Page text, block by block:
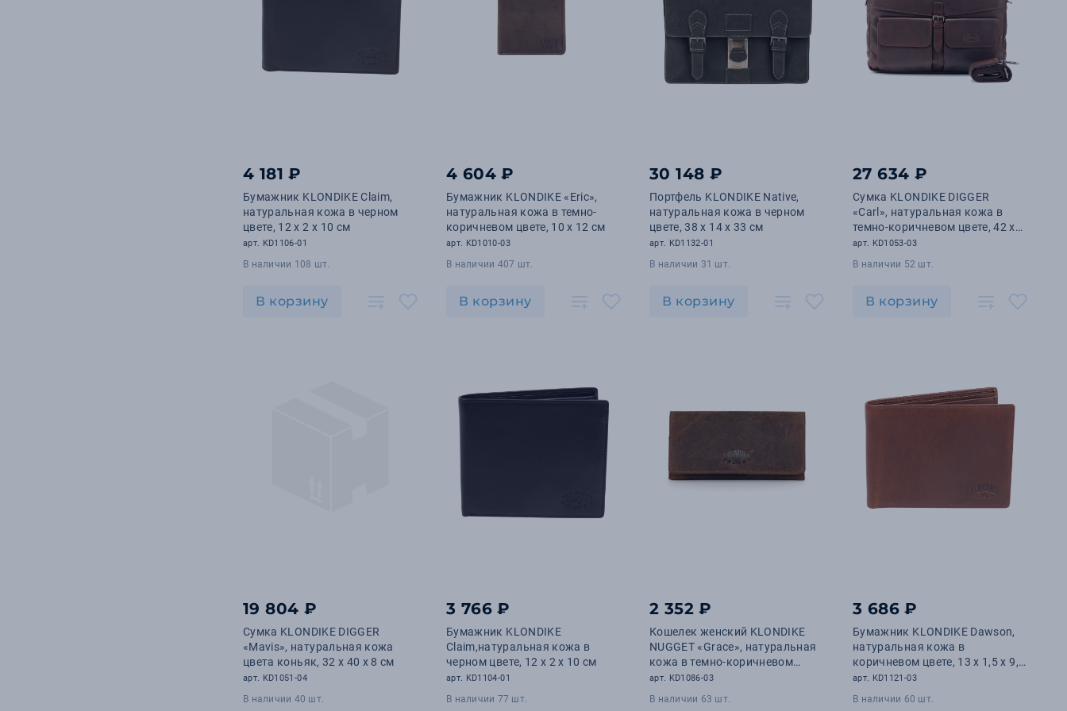
4 181 ₽
Бумажник KLONDIKE Claim,
натуральная кожа в черном
цвете, 12 х 2 х 10 см
арт. KD1106-01
В наличии 108 шт.
В корзину
4 604 ₽
Бумажник KLONDIKE «Eric»,
натуральная кожа в темно-
коричневом цвете, 10 х 12 см
арт. KD1010-03
В наличии 407 шт.
В корзину
30 148 ₽
Портфель KLONDIKE Native,
натуральная кожа в черном
цвете, 38 х 14 х 33 см
арт. KD1132-01
В наличии 31 шт.
В корзину
27 634 ₽
Сумка KLONDIKE DIGGER
«Carl», натуральная кожа в
темно-коричневом цвете, 42 x
30 x 9 см
арт. KD1053-03
В наличии 52 шт.
В корзину
19 804 ₽
Сумка KLONDIKE DIGGER
«Mavis», натуральная кожа
цвета коньяк, 32 x 40 x 8 см
арт. KD1051-04
В наличии 40 шт.
3 766 ₽
Бумажник KLONDIKE
Claim,натуральная кожа в
черном цвете, 12 х 2 х 10 см
арт. KD1104-01
В наличии 77 шт.
2 352 ₽
Кошелек женский KLONDIKE
NUGGET «Grace», натуральная
кожа в темно-коричневом
цвете, 18,5 х 10 х 3 см
арт. KD1086-03
В наличии 63 шт.
3 686 ₽
Бумажник KLONDIKE Dawson,
натуральная кожа в
коричневом цвете, 13 х 1,5 х 9,5
см
арт. KD1121-03
В наличии 60 шт.